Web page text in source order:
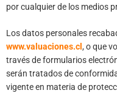
por cualquier de los medios
Los datos personales
www.valuaciones.cl , o que
través de formularios
serán tratados de
vigente en materia de